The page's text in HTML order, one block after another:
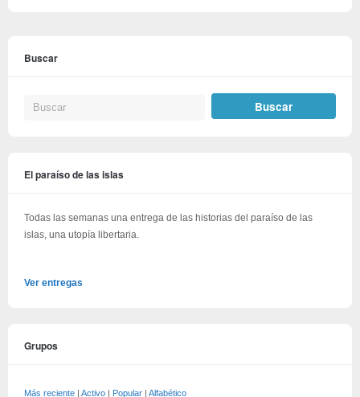
Buscar
El paraíso de las islas
Todas las semanas una entrega de las historias del paraíso de las
islas, una utopía libertaria.
Ver entregas
Grupos
Más reciente Activo Popular Alfabético